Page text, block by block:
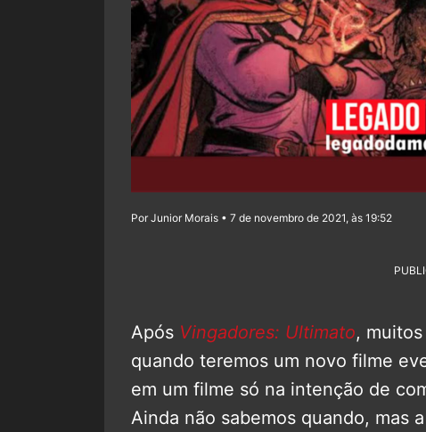
Por Junior Morais • 7 de novembro de 2021, às 19:52
Após Vingadores: Ultimato,
quando teremos um novo filme
em um filme só na intenção de
Ainda não sabemos quando, mas